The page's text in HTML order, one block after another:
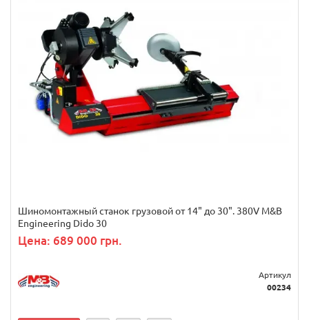
Шиномонтажный станок грузовой от 14" до 30". 380V M&B
Engineering Dido 30
Цена: 689 000 грн.
Артикул
00234